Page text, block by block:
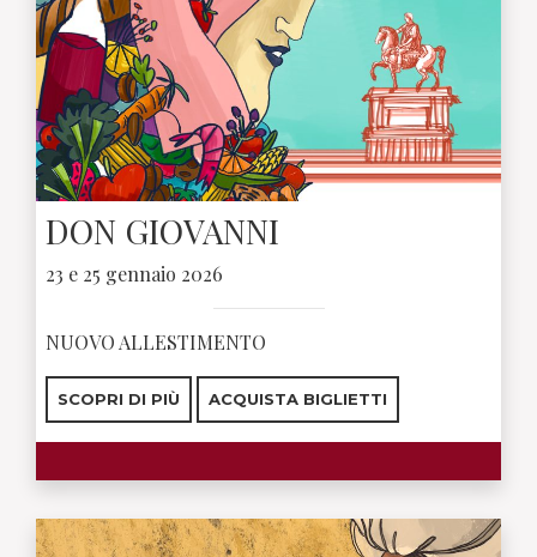
DON GIOVANNI
23 e 25 gennaio 2026
NUOVO ALLESTIMENTO
SCOPRI DI PIÙ ACQUISTA BIGLIETTI